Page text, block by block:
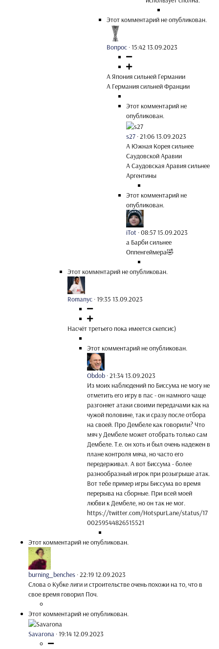
Этот комментарий не опубликован.
Вопрос ·15:42 13.09.2023
А Япония сильней Германии
А Германия сильней Франции
Этот комментарий не
опубликован.
s27 ·21:06 13.09.2023
А Южная Корея сильнее
Саудовской Аравии
А Саудовская Аравия сильнее
Аргентины
Этот комментарий не
опубликован.
iTot ·08:57 15.09.2023
а Барби сильнее
Оппенгеймера🤣
Этот комментарий не опубликован.
Romanyc ·19:35 13.09.2023
Насчёт третьего пока имеется скепсис)
Этот комментарий не опубликован.
Obdob ·21:34 13.09.2023
Из моих наблюдений по Биссума не могу не
отметить его игру в пас - он намного чаще
разгоняет атаки своими передачами как на
чужой половине, так и сразу после отбора
на своей. Про Дембеле как говорили? Что
мяч у Дембеле может отобрать только сам
Дембеле. Т.е. он хоть и был очень надежен в
плане контроля мяча, но часто его
передерживал. А вот Биссума - более
разнообразный игрок при розыгрыше атак.
Вот тебе пример игры Биссума во время
перерыва на сборные. При всей моей
любви к Дембеле, но он так не мог.
https://twitter.com/HotspurLane/status/17
00259544826515521
Этот комментарий не опубликован.
burning_benches ·22:19 12.09.2023
Слова о Кубке лиги и строительстве очень похожи на то, что в
свое время говорил Поч.
Этот комментарий не опубликован.
Savarona ·19:14 12.09.2023